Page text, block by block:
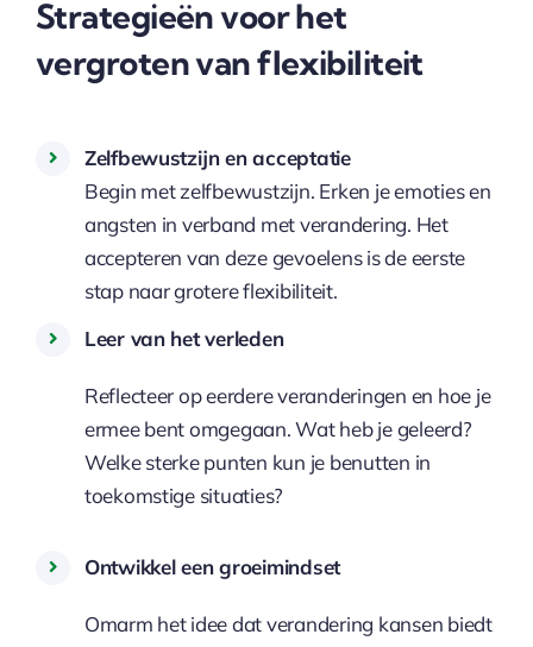
Strategieën voor het
vergroten van flexibiliteit
Zelfbewustzijn en acceptatie
Begin met zelfbewustzijn. Erken je emoties en
angsten in verband met verandering. Het
accepteren van deze gevoelens is de eerste
stap naar grotere flexibiliteit.
Leer van het verleden
Reflecteer op eerdere veranderingen en hoe je
ermee bent omgegaan. Wat heb je geleerd?
Welke sterke punten kun je benutten in
toekomstige situaties?
Ontwikkel een groeimindset
Omarm het idee dat verandering kansen biedt